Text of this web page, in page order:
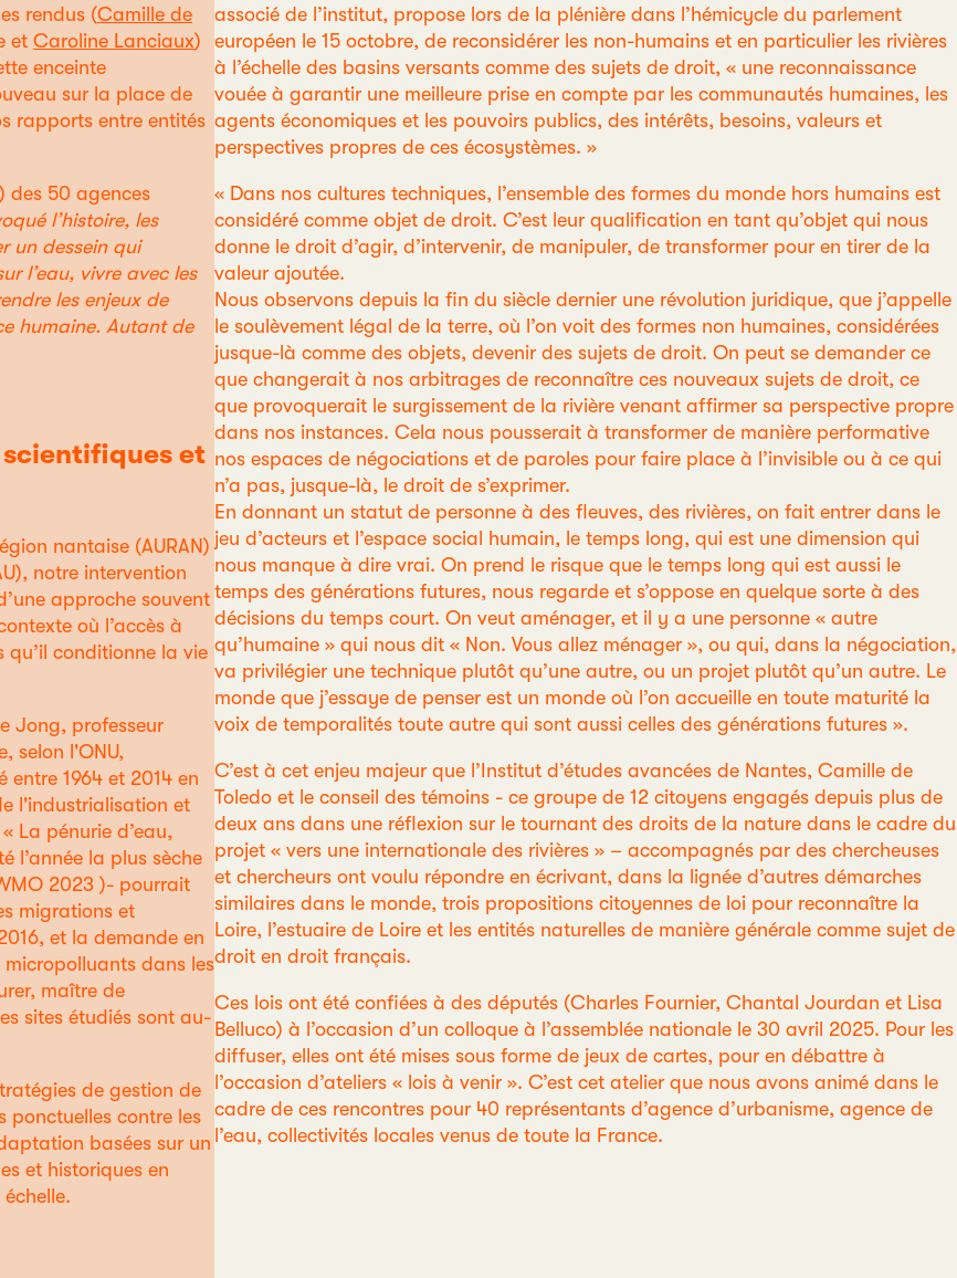
rendus (Camille de
et Caroline Lanciaux)
enceinte
sur la place de
rapports entre entités
des 50 agences
l’histoire, les
un dessein qui
l’eau, vivre avec les
les enjeux de
humaine. Autant de
scientifiques et
nantaise (AURAN)
notre intervention
approche souvent
où l’accès à
conditionne la vie
Jong, professeur
selon l'ONU,
1964 et 2014 en
l'industrialisation et
La pénurie d’eau,
l’année la plus sèche
2023 )- pourrait
migrations et
et la demande en
micropolluants dans les
maître de
sites étudiés sont au-
de gestion de
ponctuelles contre les
basées sur un
et historiques en
associé de l’institut, propose lors de la plénière dans l’hémicycle du parlement
européen le 15 octobre, de reconsidérer les non-humains et en particulier les rivières
à l’échelle des basins versants comme des sujets de droit, « une reconnaissance
vouée à garantir une meilleure prise en compte par les communautés humaines, les
agents économiques et les pouvoirs publics, des intérêts, besoins, valeurs et
perspectives propres de ces écosystèmes. »
« Dans nos cultures techniques, l’ensemble des formes du monde hors humains est
considéré comme objet de droit. C’est leur qualification en tant qu’objet qui nous
donne le droit d’agir, d’intervenir, de manipuler, de transformer pour en tirer de la
valeur ajoutée.
Nous observons depuis la fin du siècle dernier une révolution juridique, que j’appelle
le soulèvement légal de la terre, où l’on voit des formes non humaines, considérées
jusque-là comme des objets, devenir des sujets de droit. On peut se demander ce
que changerait à nos arbitrages de reconnaître ces nouveaux sujets de droit, ce
que provoquerait le surgissement de la rivière venant affirmer sa perspective propre
dans nos instances. Cela nous pousserait à transformer de manière performative
nos espaces de négociations et de paroles pour faire place à l’invisible ou à ce qui
n’a pas, jusque-là, le droit de s’exprimer.
En donnant un statut de personne à des fleuves, des rivières, on fait entrer dans le
jeu d’acteurs et l’espace social humain, le temps long, qui est une dimension qui
nous manque à dire vrai. On prend le risque que le temps long qui est aussi le
temps des générations futures, nous regarde et s’oppose en quelque sorte à des
décisions du temps court. On veut aménager, et il y a une personne « autre
qu’humaine » qui nous dit « Non. Vous allez ménager », ou qui, dans la négociation,
va privilégier une technique plutôt qu’une autre, ou un projet plutôt qu’un autre. Le
monde que j’essaye de penser est un monde où l’on accueille en toute maturité la
voix de temporalités toute autre qui sont aussi celles des générations futures ».
C’est à cet enjeu majeur que l’Institut d’études avancées de Nantes, Camille de
Toledo et le conseil des témoins - ce groupe de 12 citoyens engagés depuis plus de
deux ans dans une réflexion sur le tournant des droits de la nature dans le cadre du
projet « vers une internationale des rivières » – accompagnés par des chercheuses
et chercheurs ont voulu répondre en écrivant, dans la lignée d’autres démarches
similaires dans le monde, trois propositions citoyennes de loi pour reconnaître la
Loire, l’estuaire de Loire et les entités naturelles de manière générale comme sujet de
droit en droit français.
Ces lois ont été confiées à des députés (Charles Fournier, Chantal Jourdan et Lisa
Belluco) à l’occasion d’un colloque à l’assemblée nationale le 30 avril 2025. Pour les
diffuser, elles ont été mises sous forme de jeux de cartes, pour en débattre à
l’occasion d’ateliers « lois à venir ». C’est cet atelier que nous avons animé dans le
cadre de ces rencontres pour 40 représentants d’agence d’urbanisme, agence de
l’eau, collectivités locales venus de toute la France.